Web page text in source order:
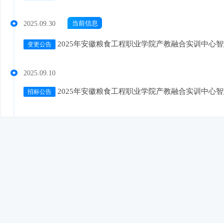
2025.09.30 当前信息
变更公告 2025年安徽粮食工程职业学院产教融合实训中心
2025.09.10
招标公告 2025年安徽粮食工程职业学院产教融合实训中心